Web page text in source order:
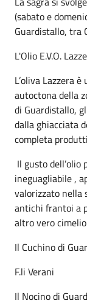
(sabato e
Guardistallo, tra
L'Olio E.V.O.
L’oliva Lazzera
autoctona della
di Guardistallo,
dalla ghiacciata
completa
Il gusto
ineguagliabile ,
valorizzato nella
antichi frantoi a
altro vero
Il Cuchino di
F.li Verani
Il Nocino di